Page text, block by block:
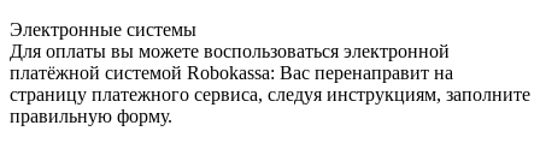
Электронные системы
Для оплаты вы можете воспользоваться электронной
платёжной системой Robokassa: Вас перенаправит на
страницу платежного сервиса, следуя инструкциям, заполните
правильную форму.